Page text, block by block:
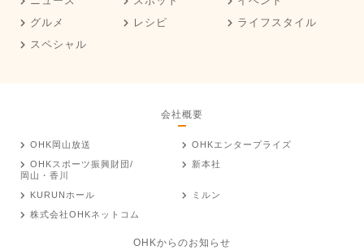
グルメ
レシピ
ライフスタイル
スペシャル
会社概要
OHK岡山放送
OHKエンタープライズ
OHKスポーツ振興財団/
岡山・香川
新本社
KURUNホール
ミルン
株式会社OHKネットコム
OHKからのお知らせ